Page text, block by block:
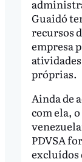
Guaidó
recursos
empresa
próprias.
Ainda de
com ela,
PDVSA
excluídos